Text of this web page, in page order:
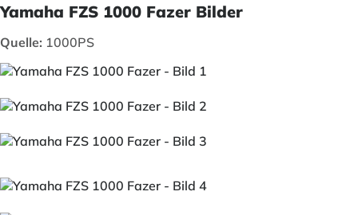
Yamaha FZS 1000 Fazer Bilder
Quelle: 1000PS